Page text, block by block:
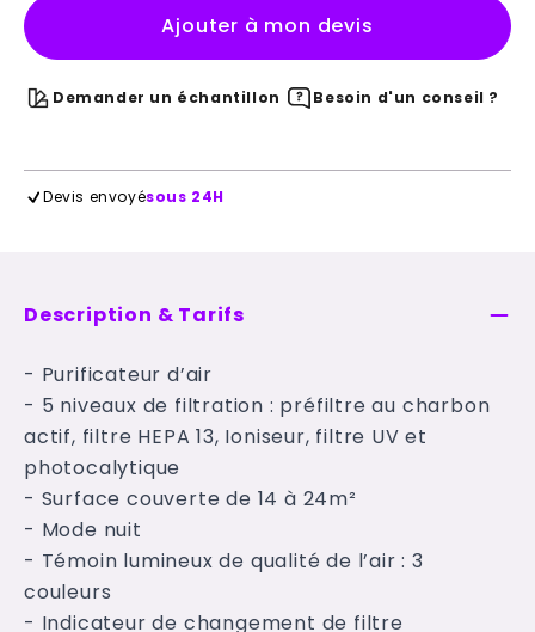
Ajouter à mon devis
Demander un échantillon Besoin d'un conseil ?
Devis envoyésous 24H
Description & Tarifs
- Purificateur d’air
- 5 niveaux de filtration : préfiltre au charbon
actif, filtre HEPA 13, Ioniseur, filtre UV et
photocalytique
- Surface couverte de 14 à 24m²
- Mode nuit
- Témoin lumineux de qualité de l’air : 3
couleurs
- Indicateur de changement de filtre